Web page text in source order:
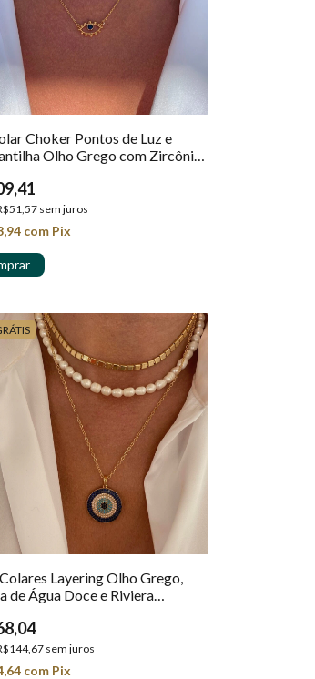
Choker Pontos de Luz e
Olho Grego com Zircônias
sem juros
com Pix
Layering Olho Grego,
de Água Doce e Riviera
sem juros
com Pix